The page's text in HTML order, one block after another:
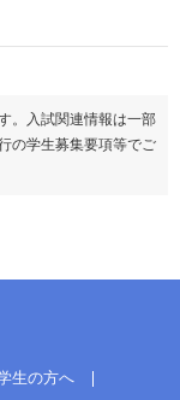
。入試関連情報は一部
の学生募集要項等でご
生の方へ